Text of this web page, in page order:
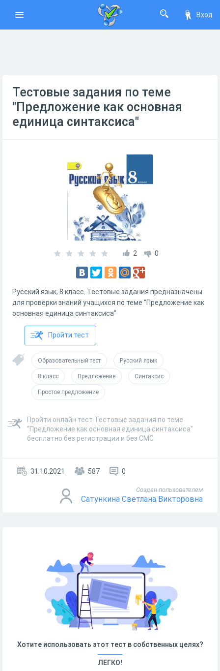
Вход
Тестовые задания по теме
"Предложение как основная
единица синтаксиса"
2 0
Русский язык, 8 класс. Тестовые задания предназначены
для проверки знаний учащихся по теме "Предложение как
основная единица синтаксиса"
Пройти тест
Образовательный тест Русский язык
8 класс Предложение Синтаксис
Простое предложение
Пройти онлайн тест Тестовые задания по теме
"Предложение как основная единица синтаксиса"
бесплатно без регистрации и без СМС
31.10.2021 587 0
Создан пользователем
Сатункина Светлана Викторовна
Хотите использовать этот тест в собственных целях?
ЛЕГКО!